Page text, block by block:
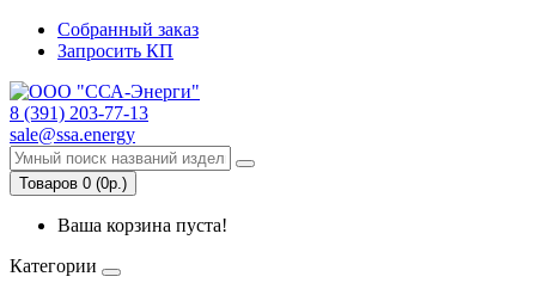
Собранный заказ
Запросить КП
8 (391) 203-77-13
sale@ssa.energy
Товаров 0 (0р.)
Ваша корзина пуста!
Категории